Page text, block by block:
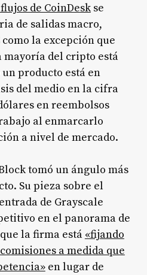
de CoinDeskse
de salidas macro,
la excepción que
del cripto está
producto está en
del medio en la cifra
en reembolsos
al enmarcarlo
a nivel de mercado.
tomó un ángulo más
Su pieza sobre el
de Grayscale
en el panorama de
la firma está «fijando
a medida que
en lugar de